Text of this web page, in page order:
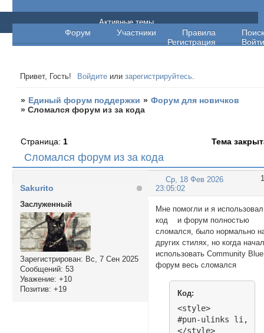
Единый форум поддержки
Форум Участники Правила
Поиск
Регистрация
Войти
Активные темы
Привет, Гость! Войдите илизарегистрируйтесь.
» Единый форум поддержки » Форум для новичков
»Сломался форум из за кода
Сломался форум из за кода
Страница: 1 Тема
1
Ср, 18 Фев 2026
23:05:02
Sakurito
Заслуженный
Зарегистрирован: Вс, 7 Сен 2025
Сообщений: 53
Уважение: +10
Позитив: +19
Мне помогли и я использовал
код и форум полностью
сломался, было нормально
других стилях, но когда
использовать Community Blue
форум весь сломался
Код:
<style>
#pun-ulinks li,
</style>